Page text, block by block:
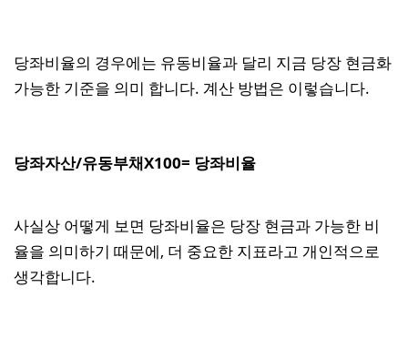
당좌비율의 경우에는 유동비율과 달리 지금 당장 현금화
가능한 기준을 의미 합니다. 계산 방법은 이렇습니다.
당좌자산/유동부채X100= 당좌비율
사실상 어떻게 보면 당좌비율은 당장 현금과 가능한 비
율을 의미하기 때문에, 더 중요한 지표라고 개인적으로
생각합니다.